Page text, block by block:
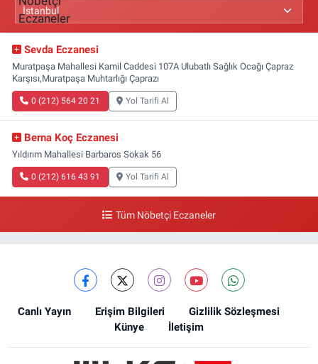
Sevda Eczanesi
Muratpaşa Mahallesi Kamil Caddesi 107A Ulubatlı Sağlık Ocağı Çapraz
Karşısı,Muratpaşa Muhtarlığı Çaprazı
0 (212) 564 20 21 Yol Tarifi Al
Berna Koç Eczanesi
Yıldırım Mahallesi Barbaros Sokak 56
0 (212) 616 43 91 Yol Tarifi Al
Tüm Nöbetçi Eczaneler
Canlı Yayın Erişim Bilgileri
Gizlilik Sözleşmesi
Künye
İletişim